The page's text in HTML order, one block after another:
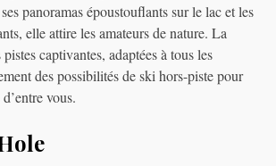
panoramas époustouflants sur le lac et les
elle attire les amateurs de nature. La
captivantes, adaptées à tous les
des possibilités de ski hors-piste pour
vous.